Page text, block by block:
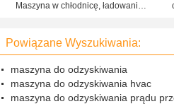
Maszyna w chłodnicę, ładowanie
Powiązane Wyszukiwania:
maszyna do odzyskiwania
maszyna do odzyskiwania hvac
maszyna do odzyskiwania prądu